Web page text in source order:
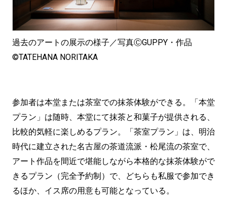
過去のアートの展示の様子／写真ⒸGUPPY・作品
©︎TATEHANA NORITAKA
参加者は本堂または茶室での抹茶体験ができる。「本堂
プラン」は随時、本堂にて抹茶と和菓子が提供される、
比較的気軽に楽しめるプラン。「茶室プラン」は、明治
時代に建立された名古屋の茶道流派・松尾流の茶室で、
アート作品を間近で堪能しながら本格的な抹茶体験がで
きるプラン（完全予約制）で、どちらも私服で参加でき
るほか、イス席の用意も可能となっている。